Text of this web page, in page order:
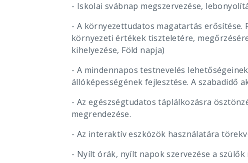
- Iskolai svábnap megszervezése,
- A környezettudatos magatartás erősítése.
környezeti értékek tiszteletére,
kihelyezése, Föld napja)
- A mindennapos testnevelés
állóképességének fejlesztése. A szabadidő
- Az egészségtudatos táplálkozásra
megrendezése.
- Az interaktív eszközök használatára
- Nyílt órák, nyílt napok szervezése a